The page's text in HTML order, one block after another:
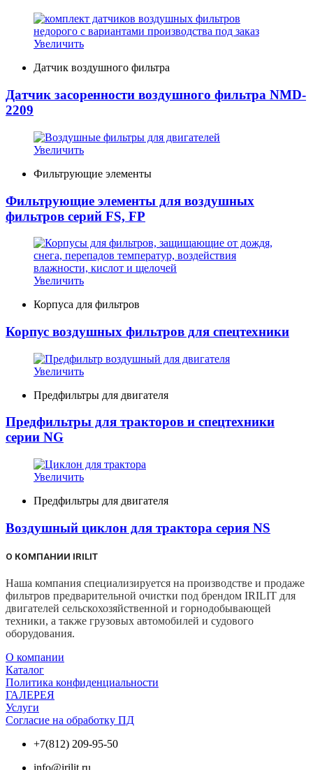
Увеличить
Датчик воздушного фильтра
Датчик засоренности воздушного фильтра NMD-
2209
Увеличить
Фильтрующие элементы
Фильтрующие элементы для воздушных
фильтров серий FS, FP
Увеличить
Корпуса для фильтров
Корпус воздушных фильтров для спецтехники
Увеличить
Предфильтры для двигателя
Предфильтры для тракторов и спецтехники
серии NG
Увеличить
Предфильтры для двигателя
Воздушный циклон для трактора серия NS
О КОМПАНИИ IRILIT
Наша компания специализируется на производстве и продаже
фильтров предварительной очистки под брендом IRILIT для
двигателей сельскохозяйственной и горнодобывающей
техники, а также грузовых автомобилей и судового
оборудования.
О компании
Каталог
Политика конфиденциальности
ГАЛЕРЕЯ
Услуги
Согласие на обработку ПД
+7(812) 209-95-50